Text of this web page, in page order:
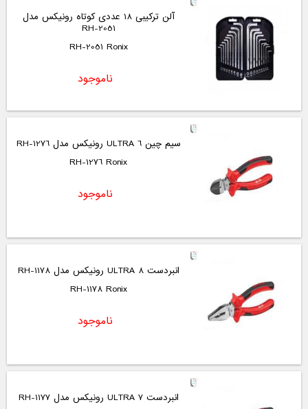
آلن ترکیبی 18 عددی کوتاه رونیکس مدل
RH-2051
RH-2051 Ronix
ناموجود
سیم چین 6 ULTRA رونیکس مدل RH-1276
RH-1276 Ronix
ناموجود
انبردست 8 ULTRA رونیکس مدل RH-1178
RH-1178 Ronix
ناموجود
انبردست 7 ULTRA رونیکس مدل RH-1177